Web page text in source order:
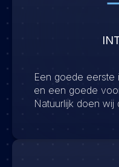
Een goede eerste
en een goede
Natuurlijk doen wij